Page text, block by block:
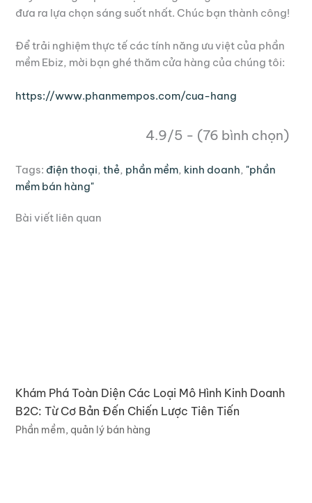
đưa ra lựa chọn sáng suốt nhất. Chúc bạn thành công!
Để trải nghiệm thực tế các tính năng ưu việt của phần
mềm Ebiz, mời bạn ghé thăm cửa hàng của chúng tôi:
https://www.phanmempos.com/cua-hang
4.9/5 - (76 bình chọn)
Tags: điện thoại,thẻ, phần mềm, kinh doanh, "phần
mềm bán hàng"
Bài viết liên quan
Khám Phá Toàn Diện Các Loại Mô Hình Kinh Doanh
B2C: Từ Cơ Bản Đến Chiến Lược Tiên Tiến
Phần mềm, quản lý bán hàng